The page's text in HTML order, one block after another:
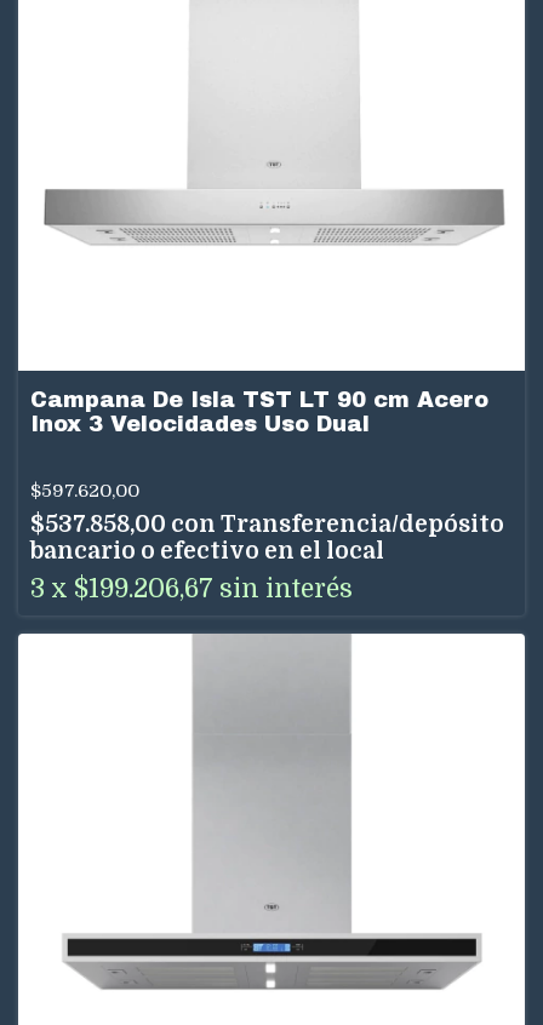
Campana De Isla TST LT 90 cm Acero
Inox 3 Velocidades Uso Dual
$597.620,00
$537.858,00 con Transferencia/depósito
bancario o efectivo en el local
3 x $199.206,67 sin interés